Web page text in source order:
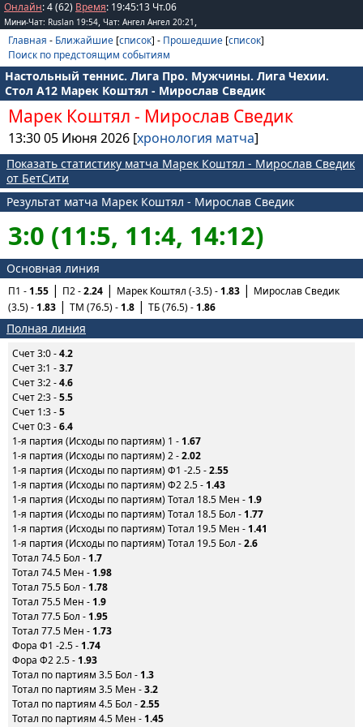
Онлайн: 4 (62) Время: 19:45:13 Чт.06
Мини-Чат: Ruslan 19:54, Чат: Ангел Ангел 20:21 ,
Главная - Ближайшие [список] - Прошедшие [список]
Поиск по предстоящим событиям
Настольный теннис. Лига Про. Мужчины. Лига Чехии.
Стол А12 Марек Коштял - Мирослав Сведик
Марек Коштял - Мирослав Сведик
13:30 05 Июня 2026 [хронология матча]
Показать статистику матча Марек Коштял - Мирослав Сведик
от БетСити
Результат матча Марек Коштял - Мирослав Сведик
3:0 (11:5, 11:4, 14:12)
Основная линия
П1 -1.55 П2 -2.24 Марек Коштял (-3.5) -1.83
Мирослав Сведик
(3.5) -1.83 ТМ (76.5) -1.8 ТБ (76.5) -1.86
Полная линия
Счет 3:0 -4.2
Счет 3:1 -3.7
Счет 3:2 -4.6
Счет 2:3 -5.5
Счет 1:3 -5
Счет 0:3 -6.4
1-я партия (Исходы по партиям) 1 - 1.67
1-я партия (Исходы по партиям) 2 -2.02
1-я партия (Исходы по партиям) Ф1 -2.5 -2.55
1-я партия (Исходы по партиям) Ф2 2.5 - 1.43
1-я партия (Исходы по партиям) Тотал 18.5 Мен - 1.9
1-я партия (Исходы по партиям) Тотал 18.5 Бол - 1.77
1-я партия (Исходы по партиям) Тотал 19.5 Мен - 1.41
1-я партия (Исходы по партиям) Тотал 19.5 Бол -2.6
Тотал 74.5 Бол - 1.7
Тотал 74.5 Мен - 1.98
Тотал 75.5 Бол - 1.78
Тотал 75.5 Мен - 1.9
Тотал 77.5 Бол - 1.95
Тотал 77.5 Мен - 1.73
Фора Ф1 -2.5 - 1.74
Фора Ф2 2.5 - 1.93
Тотал по партиям 3.5 Бол - 1.3
Тотал по партиям 3.5 Мен -3.2
Тотал по партиям 4.5 Бол -2.55
Тотал по партиям 4.5 Мен - 1.45